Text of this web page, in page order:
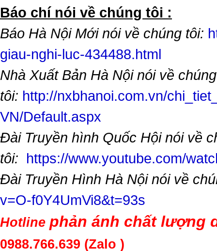
​Báo chí nói về chúng tôi :
Báo Hà Nội Mới nói về chúng tôi:
giau-nghi-luc-434488.html
Nhà Xuất Bản Hà Nội nói về chúng
tôi: http://nxbhanoi.com.vn/
VN/Default.aspx
Đài Truyền hình Quốc Hội nói về
tôi: https://www.youtube.com/
Đài Truyền Hình Hà Nội nói về
v=O-f0Y4UmVi8&t=93s
Hotline phản ánh chất lượng
0988.766.639 (Zalo )